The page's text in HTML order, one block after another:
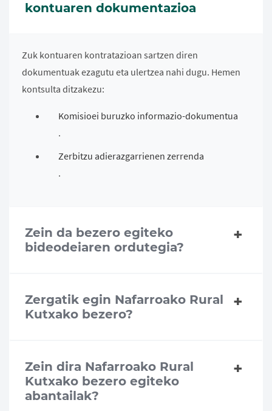
kontuaren dokumentazioa
Zuk kontuaren kontratazioan sartzen diren
dokumentuak ezagutu eta ulertzea nahi dugu. Hemen
kontsulta ditzakezu:
Komisioei buruzko informazio-dokumentua
.
Zerbitzu adierazgarrienen zerrenda
.
Zein da bezero egiteko
bideodeiaren ordutegia?
Zergatik egin Nafarroako Rural
Kutxako bezero?
Zein dira Nafarroako Rural
Kutxako bezero egiteko
abantailak?